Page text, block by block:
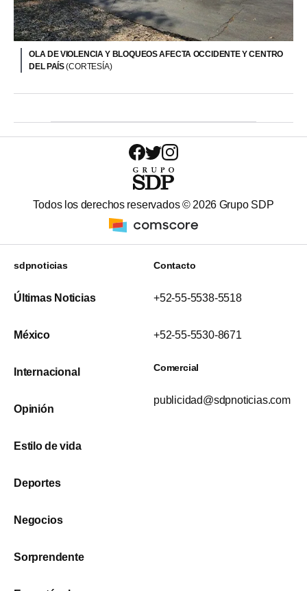
OLA DE VIOLENCIA Y BLOQUEOS AFECTA OCCIDENTE Y CENTRO
DEL PAÍS(CORTESÍA)
Todos los derechos reservados © 2026 Grupo SDP
sdpnoticias
Últimas Noticias
México
Internacional
Opinión
Estilo de vida
Deportes
Negocios
Sorprendente
Contacto
+52-55-5538-5518
+52-55-5530-8671
Comercial
publicidad@sdpnoticias.com